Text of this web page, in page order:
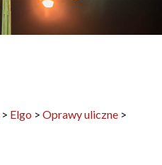
> Elgo > Oprawy uliczne >